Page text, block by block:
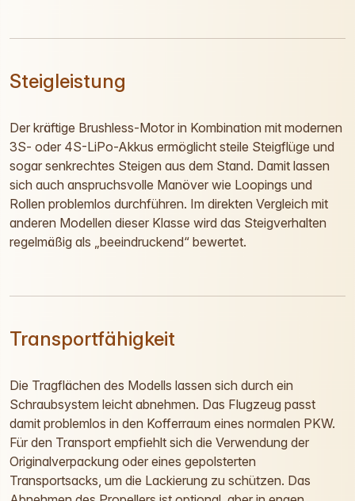
Steigleistung
Der kräftige Brushless-Motor in Kombination mit modernen
3S- oder 4S-LiPo-Akkus ermöglicht steile Steigflüge und
sogar senkrechtes Steigen aus dem Stand. Damit lassen
sich auch anspruchsvolle Manöver wie Loopings und
Rollen problemlos durchführen. Im direkten Vergleich mit
anderen Modellen dieser Klasse wird das Steigverhalten
regelmäßig als „beeindruckend“ bewertet.
Transportfähigkeit
Die Tragflächen des Modells lassen sich durch ein
Schraubsystem leicht abnehmen. Das Flugzeug passt
damit problemlos in den Kofferraum eines normalen PKW.
Für den Transport empfiehlt sich die Verwendung der
Originalverpackung oder eines gepolsterten
Transportsacks, um die Lackierung zu schützen. Das